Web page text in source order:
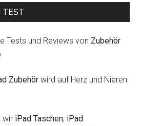
TEST
Tests und Reviews von Zubehör
Zubehör wird auf Herz und Nieren
wir iPad Taschen, iPad